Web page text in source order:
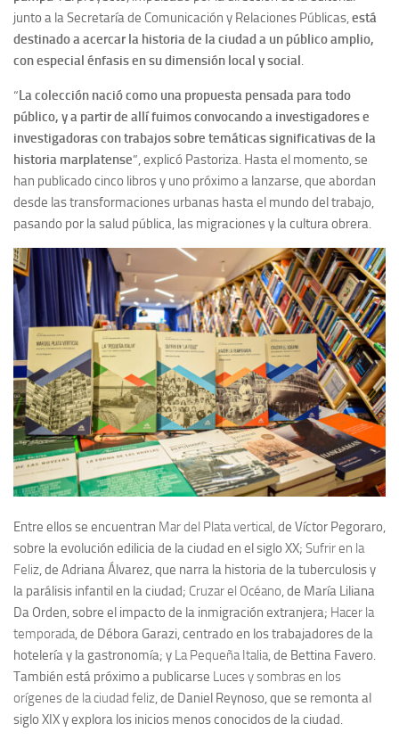
junto a la Secretaría de Comunicación y Relaciones Públicas,está
destinado a acercar la historia de la ciudad a un público amplio,
con especial énfasis en su dimensión local y social.
“La colección nació como una propuesta pensada para todo
público, y a partir de allí fuimos convocando a investigadores e
investigadoras con trabajos sobre temáticas significativas de la
historia marplatense”, explicó Pastoriza. Hasta el momento, se
han publicado cinco libros y uno próximo a lanzarse, que abordan
desde las transformaciones urbanas hasta el mundo del trabajo,
pasando por la salud pública, las migraciones y la cultura obrera.
Entre ellos se encuentran Mar del Plata vertical, de Víctor Pegoraro,
sobre la evolución edilicia de la ciudad en el siglo XX; Sufrir en la
Feliz, de Adriana Álvarez, que narra la historia de la tuberculosis y
la parálisis infantil en la ciudad; Cruzar el Océano, de María Liliana
Da Orden, sobre el impacto de la inmigración extranjera; Hacer la
temporada, de Débora Garazi, centrado en los trabajadores de la
hotelería y la gastronomía; y La Pequeña Italia, de Bettina Favero.
También está próximo a publicarse Luces y sombras en los
orígenes de la ciudad feliz, de Daniel Reynoso, que se remonta al
siglo XIX y explora los inicios menos conocidos de la ciudad.